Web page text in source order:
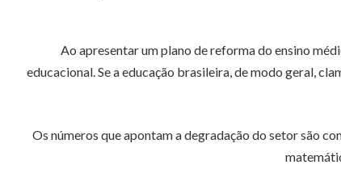
Ao apresentar um plano de reforma do ensino
educacional. Se a educação brasileira, de modo geral,
Os números que apontam a degradação do setor são